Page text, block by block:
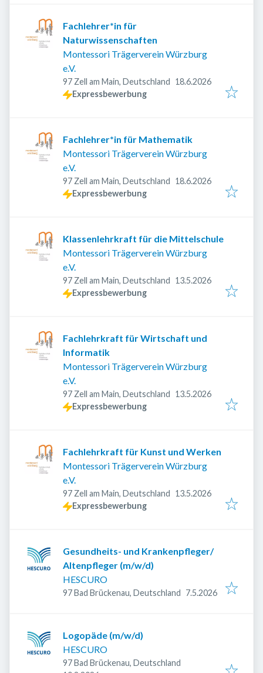
Fachlehrer*in für
Naturwissenschaften
Montessori Trägerverein Würzburg
e.V.
97 Zell am Main, Deutschland Veröffentlicht
18.6.2026
Expressbewerbung
Fachlehrer*in für Mathematik
Montessori Trägerverein Würzburg
e.V.
97 Zell am Main, Deutschland Veröffentlicht
18.6.2026
Expressbewerbung
Klassenlehrkraft für die Mittelschule
Montessori Trägerverein Würzburg
e.V.
97 Zell am Main, Deutschland Veröffentlicht
13.5.2026
Expressbewerbung
Fachlehrkraft für Wirtschaft und
Informatik
Montessori Trägerverein Würzburg
e.V.
97 Zell am Main, Deutschland Veröffentlicht
13.5.2026
Expressbewerbung
Fachlehrkraft für Kunst und Werken
Montessori Trägerverein Würzburg
e.V.
97 Zell am Main, Deutschland Veröffentlicht
13.5.2026
Expressbewerbung
Gesundheits- und Krankenpfleger/
Altenpfleger (m/w/d)
HESCURO
97 Bad Brückenau, Deutschland Veröffentlicht
7.5.2026
Logopäde (m/w/d)
HESCURO
97 Bad Brückenau, Deutschland